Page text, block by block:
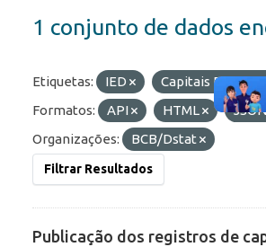
1 conjunto de dados
Etiquetas: IED
Capitais
Formatos:
API HTML
Organizações:
BCB/Dstat
Filtrar Resultados
Publicação dos registros de